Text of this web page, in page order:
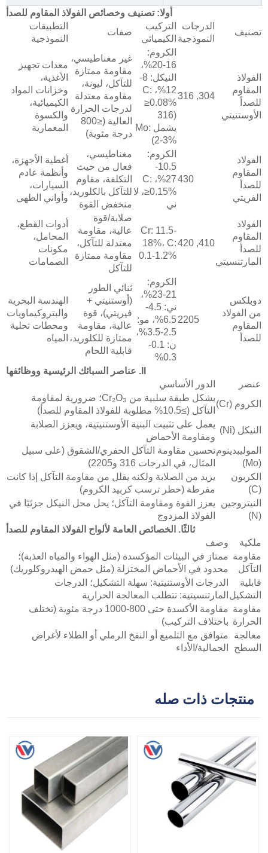
أولا: تصنيف وخصائص الفولاذ المقاوم للصدأ
تصنيف
الدرجات
النموذجية
التركيب
الكيميائي
صفات
التطبيقات
النموذجية
الفولاذ
المقاوم
للصدأ
الأوستنيتي
304, 316
الكروم:
16-20%،
النيكل: 8-
12%، C:
≥0.08%
(316
يشمل Mo:
2-3%)
غير مغناطيسي،
مقاومة ممتازة
للتآكل، ليونة،
مقاومة معتدلة
لدرجات الحرارة
العالية (≤800
درجة مئوية)
معدات تجهيز
الأغذية،
وخزانات المواد
الكيميائية،
والكسوة
المعمارية
الفولاذ
المقاوم
للصدأ
الفريتي
430
الكروم:
10.5-
27%، C:
≥0.15%، لا
ني
مغناطيسي،
فعال من حيث
التكلفة، مقاوم
للتآكل بالكلوريد،
منخفض القوة
أغطية الأجهزة،
وأنظمة عادم
السيارات،
وأواني الطهي
الفولاذ
المقاوم
للصدأ
المارتنسيتي
410, 420
Cr: 11.5-
18%، C:
0.1-1.2%
صلابة/قوة
عالية، مقاومة
معتدلة للتآكل،
مقاومة ممتازة
للتآكل
أدوات القطع،
المحامل،
مكونات
الصمامات
دوبلكس
من الفولاذ
المقاوم
للصدأ
2205
الكروم:
21-23%،
ني: 4.5-
6.5%، مو:
2.5-3.5%،
ن: 0.1-
0.3%
ثنائي الطور
(أوستنيتي +
فيريتي)، قوة
عالية، مقاومة
ممتازة للكلوريد،
قابلية اللحام
الهندسة البحرية
والبتروكيماويات
ومحطات تحلية
المياه
عنصر
الدور الأساسي
الكروم (Cr)
يشكل طبقة سلبية من Cr₂O₃؛ ضرورية لمقاومة
التآكل (≥10.5% مطلوبة للفولاذ المقاوم للصدأ)
النيكل (Ni)
يعمل على تثبيت البنية الأوستنيتية، ويعزز الصلابة
ومقاومة الأحماض
الموليبدينوم
(Mo)
تحسين مقاومة التآكل الحفري/الشقوق (على سبيل
المثال، في الدرجات 316 و2205)
الكربون
(C)
يزيد من الصلابة ولكنه يقلل من مقاومة التآكل إذا كانت
مفرطة (خطر ترسب كربيد الكروم)
النيتروجين
(N)
يعزز القوة ومقاومة التآكل؛ يحل محل النيكل جزئيًا في
الفولاذ المزدوج
ثالثًا. الخصائص العامة لألواح الفولاذ المقاوم للصدأ
ملكية
وصف
مقاومة
التآكل
ممتاز في البيئات المؤكسدة (مثل الهواء والمياه العذبة)؛
محدود في الأحماض المختزلة (مثل حمض الهيدروكلوريك)
قابلية
التشكيل
الدرجات الأوستنيتية: سهلة التشكيل؛ الدرجات
المارتنسيتية: تتطلب المعالجة الحرارية
مقاومة
الحرارة
مقاومة الأكسدة حتى 800-1000 درجة مئوية (تختلف
باختلاف التركيب)
معالجة
السطح
متوافق مع التلميع أو النفخ الرملي أو الطلاء لأغراض
الجمالية/الأداء
منتجات ذات صله